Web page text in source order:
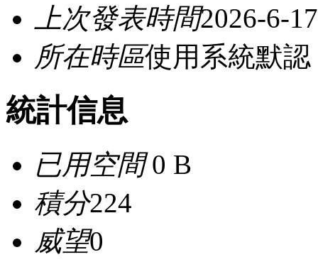
上次發表時間2026-6-
所在時區使用系統默認
統計信息
已用空間0 B
積分224
威望0